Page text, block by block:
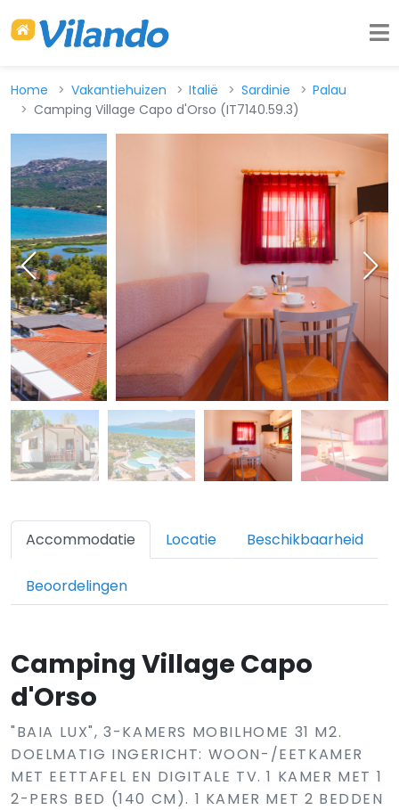
Home Vakantiehuizen Italië Sardinie
Palau
Camping Village Capo d'Orso (IT7140.59.3)
Accommodatie Locatie Beschikbaarheid
Beoordelingen
Camping Village Capo
d'Orso
"BAIA LUX", 3-KAMERS MOBILHOME 31 M2.
DOELMATIG INGERICHT: WOON-/EETKAMER
MET EETTAFEL EN DIGITALE TV. 1 KAMER MET 1
2-PERS BED (140 CM). 1 KAMER MET 2 BEDDEN